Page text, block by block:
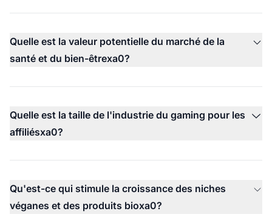
Quelle est la valeur potentielle du marché de la
santé et du bien-êtrexa0?
Quelle est la taille de l'industrie du gaming pour les
affiliésxa0?
Qu'est-ce qui stimule la croissance des niches
véganes et des produits bioxa0?